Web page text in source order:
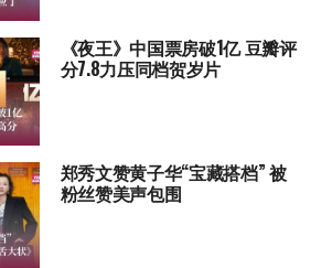
《夜王》中国票房破1亿 豆瓣评
分7.8力压同档贺岁片
郑秀文赞黄子华“宝藏搭档” 被
粉丝赞美声包围